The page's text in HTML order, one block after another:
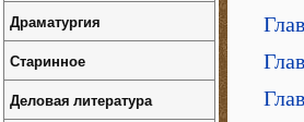
Драматургия
Старинное
Деловая литература